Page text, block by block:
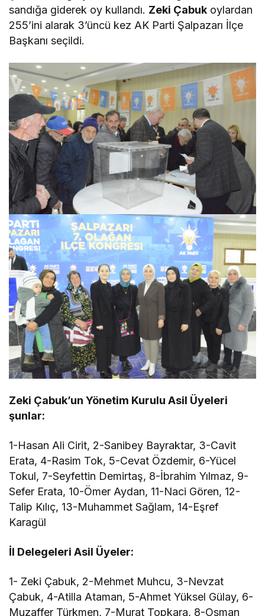
sandığa giderek oy kullandı. Zeki Çabuk oylardan
255’ini alarak 3’üncü kez AK Parti Şalpazarı İlçe
Başkanı seçildi.
Zeki Çabuk’un Yönetim Kurulu Asil Üyeleri
şunlar:
1-Hasan Ali Cirit, 2-Sanibey Bayraktar, 3-Cavit
Erata, 4-Rasim Tok, 5-Cevat Özdemir, 6-Yücel
Tokul, 7-Seyfettin Demirtaş, 8-İbrahim Yılmaz, 9-
Sefer Erata, 10-Ömer Aydan, 11-Naci Gören, 12-
Talip Kılıç, 13-Muhammet Sağlam, 14-Eşref
Karagül
İl Delegeleri Asil Üyeler:
1- Zeki Çabuk, 2-Mehmet Muhcu, 3-Nevzat
Çabuk, 4-Atilla Ataman, 5-Ahmet Yüksel Gülay, 6-
Muzaffer Türkmen, 7-Murat Topkara, 8-Osman